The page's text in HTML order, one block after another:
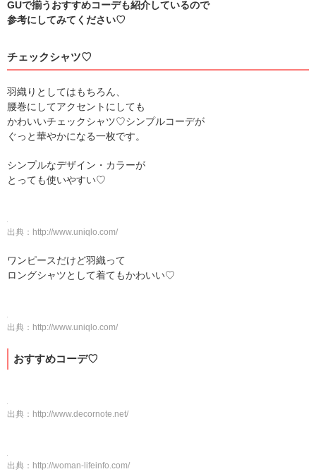
GUで揃うおすすめコーデも紹介しているので
参考にしてみてください♡
チェックシャツ♡
羽織りとしてはもちろん、
腰巻にしてアクセントにしても
かわいいチェックシャツ♡シンプルコーデが
ぐっと華やかになる一枚です。
シンプルなデザイン・カラーが
とっても使いやすい♡
出典： http://www.uniqlo.com/
ワンピースだけど羽織って
ロングシャツとして着てもかわいい♡
出典： http://www.uniqlo.com/
おすすめコーデ♡
出典： http://www.decornote.net/
出典： http://woman-lifeinfo.com/